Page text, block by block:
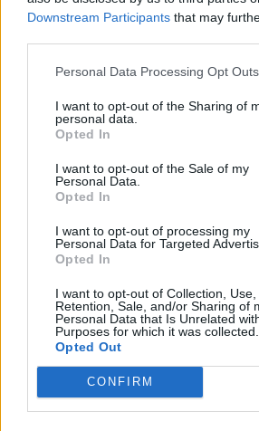
Downstream Participants that may
Personal Data Processing Opt Outs
I want to opt-out of the Sharing of
personal data.
Opted In
I want to opt-out of the Sale of my
Personal Data.
Opted In
I want to opt-out of processing my
Personal Data for Targeted
Opted In
I want to opt-out of Collection, Use,
Retention, Sale, and/or Sharing of
Personal Data that Is Unrelated
Purposes for which it was collected.
Opted Out
CONFIRM
Photo 2/4
Στιγμιότυπο από το καμαρίνι